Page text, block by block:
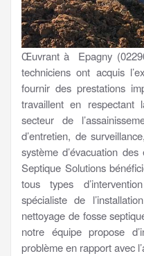
Œuvrant à Epagny
techniciens ont acquis
fournir des prestations
travaillent en respectant
secteur de
d’entretien, de
système d’évacuation
Septique Solutions
tous types
spécialiste de
nettoyage de fosse
notre équipe propose
problème en rapport avec